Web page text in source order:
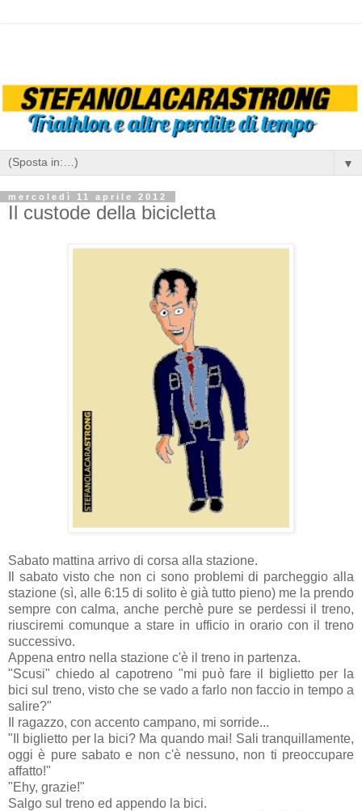
▼
mercoledì 11 aprile 2012
Il custode della bicicletta
Sabato mattina arrivo di corsa alla stazione.
Il sabato visto che non ci sono problemi di parcheggio alla
stazione (sì, alle 6:15 di solito è già tutto pieno) me la prendo
sempre con calma, anche perchè pure se perdessi il treno,
riusciremi comunque a stare in ufficio in orario con il treno
successivo.
Appena entro nella stazione c'è il treno in partenza.
"Scusi" chiedo al capotreno "mi può fare il biglietto per la
bici sul treno, visto che se vado a farlo non faccio in tempo a
salire?"
Il ragazzo, con accento campano, mi sorride...
"Il biglietto per la bici? Ma quando mai! Sali tranquillamente,
oggi è pure sabato e non c'è nessuno, non ti preoccupare
affatto!"
"Ehy, grazie!"
Salgo sul treno ed appendo la bici.